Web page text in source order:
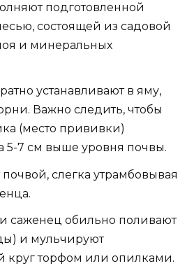
подготовленной
состоящей из садовой
и минеральных
устанавливают в яму,
Важно следить, чтобы
(место прививки)
5-7 см выше уровня почвы.
слегка утрамбовывая
саженец обильно поливают
и мульчируют
круг торфом или опилками.